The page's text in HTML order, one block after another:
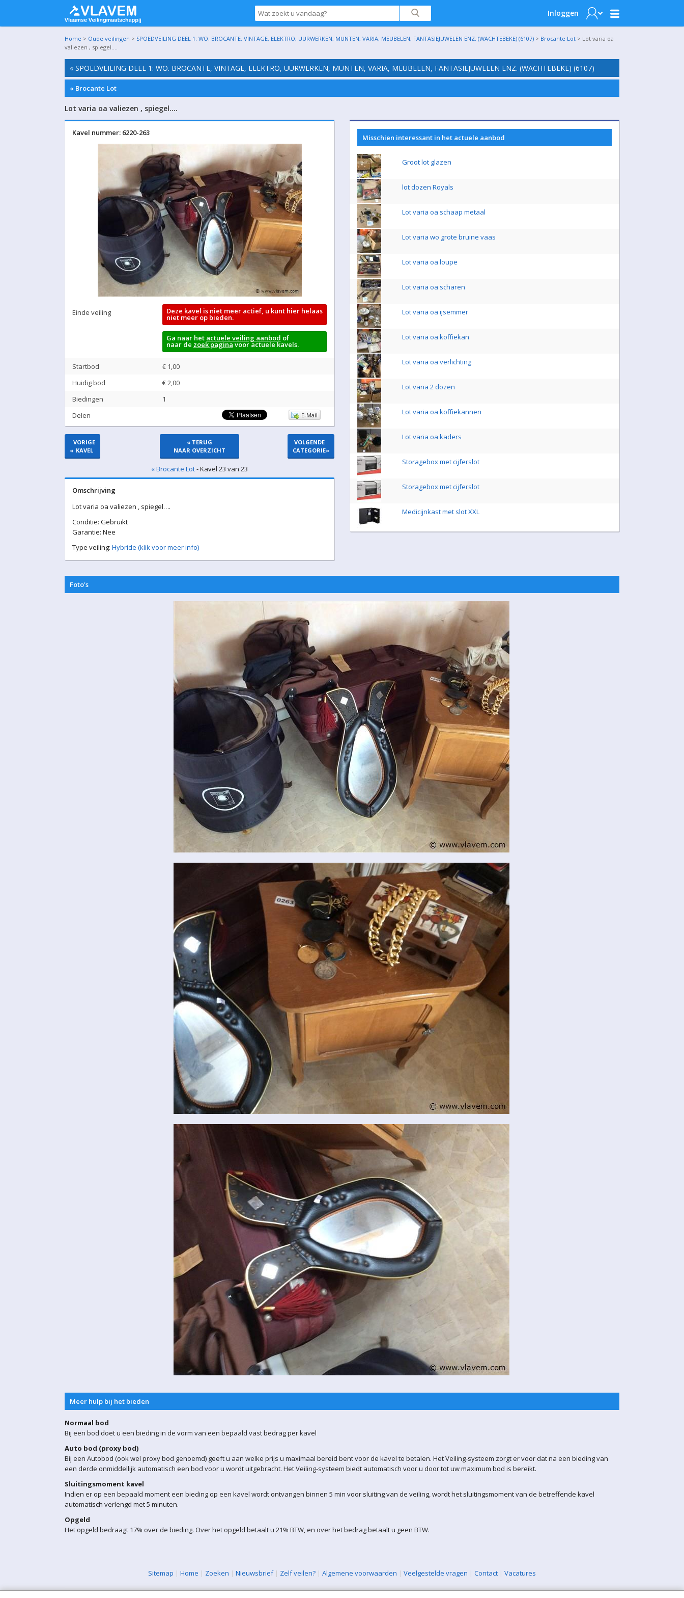
Inloggen
Home > Oude veilingen > SPOEDVEILING DEEL 1: WO. BROCANTE, VINTAGE, ELEKTRO, UURWERKEN, MUNTEN, VARIA, MEUBELEN, FANTASIEJUWELEN ENZ. (WACHTEBEKE) (6107) > Brocante Lot > Lot varia oa
valiezen , spiegel….
« SPOEDVEILING DEEL 1: WO. BROCANTE, VINTAGE, ELEKTRO, UURWERKEN, MUNTEN, VARIA, MEUBELEN, FANTASIEJUWELEN ENZ. (WACHTEBEKE) (6107)
« Brocante Lot
Lot varia oa valiezen , spiegel….
Kavel nummer: 6220-263
Einde veiling Deze kavel is niet meer actief, u kunt hier helaas
niet meer op bieden.
Ga naar het actuele veiling aanbod of
naar de zoek paginavoor actuele kavels.
Startbod
€ 1,00
Huidig bod
€2,00
Biedingen
1
Delen
E-Mail
«
VORIGE
KAVEL
« TERUG
NAAR OVERZICHT
VOLGENDE
CATEGORIE»
« Brocante Lot- Kavel 23 van 23
Omschrijving
Lot varia oa valiezen , spiegel….
Conditie: Gebruikt
Garantie: Nee
Type veiling: Hybride (klik voor meer info)
Misschien interessant in het actuele aanbod
Groot lot glazen
lot dozen Royals
Lot varia oa schaap metaal
Lot varia wo grote bruine vaas
Lot varia oa loupe
Lot varia oa scharen
Lot varia oa ijsemmer
Lot varia oa koffiekan
Lot varia oa verlichting
Lot varia 2 dozen
Lot varia oa koffiekannen
Lot varia oa kaders
Storagebox met cijferslot
Storagebox met cijferslot
Medicijnkast met slot XXL
Foto's
Meer hulp bij het bieden
Normaal bod
Bij een bod doet u een bieding in de vorm van een bepaald vast bedrag per kavel
Auto bod (proxy bod)
Bij een Autobod (ook wel proxy bod genoemd) geeft u aan welke prijs u maximaal bereid bent voor de kavel te betalen. Het Veiling-systeem zorgt er voor dat na een bieding van
een derde onmiddellijk automatisch een bod voor u wordt uitgebracht. Het Veiling-systeem biedt automatisch voor u door tot uw maximum bod is bereikt.
Sluitingsmoment kavel
Indien er op een bepaald moment een bieding op een kavel wordt ontvangen binnen 5 min voor sluiting van de veiling, wordt het sluitingsmoment van de betreffende kavel
automatisch verlengd met 5 minuten.
Opgeld
Het opgeld bedraagt 17% over de bieding. Over het opgeld betaalt u 21% BTW, en over het bedrag betaalt u geen BTW.
Sitemap | Home | Zoeken | Nieuwsbrief| Zelf veilen? | Algemene voorwaarden | Veelgestelde vragen | Contact | Vacatures